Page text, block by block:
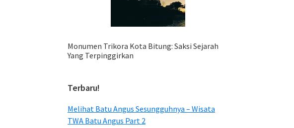
Monumen Trikora Kota Bitung: Saksi Sejarah
Yang Terpinggirkan
Terbaru!
Melihat Batu Angus Sesungguhnya – Wisata
TWA Batu Angus Part 2